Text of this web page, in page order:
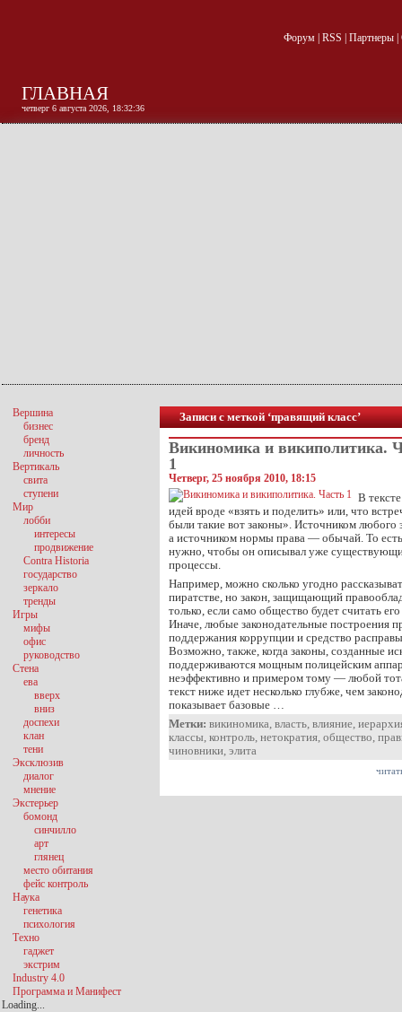
Форум| RSS Партнеры|
ГЛАВНАЯ
четверг 6 августа 2026, 18:32:37
Записи с меткой ‘правящий класс’
Викиномика и википолитика.
1
Четверг, 25 ноября 2010, 18:15
В
идей вроде «взять и поделить» или, что
были такие вот законы». Источником любого
а источником нормы права — обычай. То
нужно, чтобы он описывал уже
процессы.
Например, можно сколько угодно
пиратстве, но закон, защищающий
только, если само общество будет считать
Иначе, любые законодательные построения
поддержания коррупции и средство
Возможно, также, когда законы, созданные
поддерживаются мощным полицейским
неэффективно и примером тому — любой
текст ниже идет несколько глубже, чем
показывает базовые …
Метки: викиномика, власть, влияние,
классы, контроль, нетократия, общество,
чиновники, элита
Вершина
бизнес
бренд
личность
Вертикаль
свита
ступени
Мир
лобби
интересы
продвижение
Contra Historia
государство
зеркало
тренды
Игры
мифы
офис
руководство
Стена
ева
вверх
вниз
доспехи
клан
тени
Эксклюзив
диалог
мнение
Экстерьер
бомонд
синчилло
арт
глянец
место обитания
фейс контроль
Наука
генетика
психология
Техно
гаджет
экстрим
Industry 4.0
Программа и Манифест
Loading...